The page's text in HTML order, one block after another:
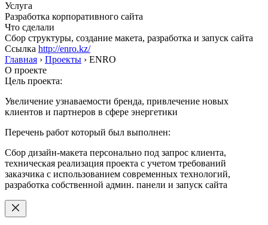
Услуга
Разработка корпоративного сайта
Что сделали
Сбор структуры, создание макета, разработка и запуск сайта
Ссылка http://enro.kz/
Главная › Проекты › ENRO
О проекте
Цель проекта:
Увеличение узнаваемости бренда, привлечение новых
клиентов и партнеров в сфере энергетики
Перечень работ который был выполнен:
Сбор дизайн-макета персонально под запрос клиента,
техническая реализация проекта с учетом требований
заказчика с использованием современных технологий,
разработка собственной админ. панели и запуск сайта